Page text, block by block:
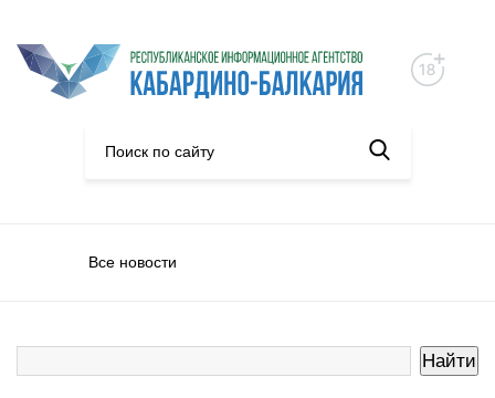
Все новости